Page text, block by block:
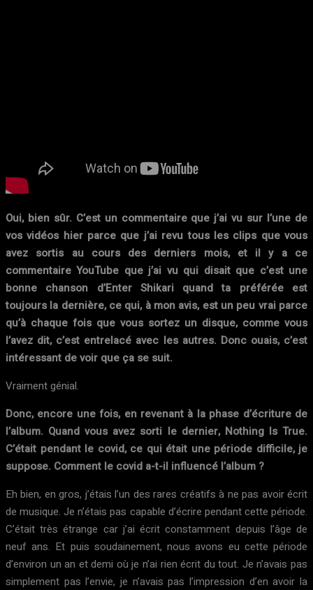
Oui, bien sûr. C’est un commentaire que j’ai vu sur l’une de
vos vidéos hier parce que j’ai revu tous les clips que vous
avez sortis au cours des derniers mois, et il y a ce
commentaire YouTube que j’ai vu qui disait que c’est une
bonne chanson d’Enter Shikari quand ta préférée est
toujours la dernière, ce qui, à mon avis, est un peu vrai parce
qu’à chaque fois que vous sortez un disque, comme vous
l’avez dit, c’est entrelacé avec les autres. Donc ouais, c’est
intéressant de voir que ça se suit.
Vraiment génial.
Donc, encore une fois, en revenant à la phase d’écriture de
l’album. Quand vous avez sorti le dernier, Nothing Is True.
C’était pendant le covid, ce qui était une période difficile, je
suppose. Comment le covid a-t-il influencé l’album ?
Eh bien, en gros, j’étais l’un des rares créatifs à ne pas avoir écrit
de musique. Je n’étais pas capable d’écrire pendant cette période.
C’était très étrange car j’ai écrit constamment depuis l’âge de
neuf ans. Et puis soudainement, nous avons eu cette période
d’environ un an et demi où je n’ai rien écrit du tout. Je n’avais pas
simplement pas l’envie, je n’avais pas l’impression d’en avoir la